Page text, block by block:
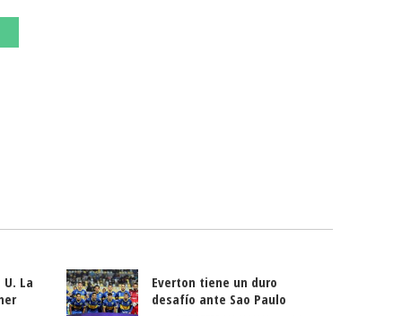
La
Everton tiene un duro
desafío ante Sao Paulo